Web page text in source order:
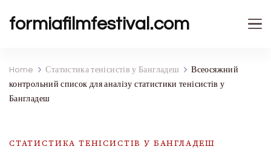
formiafilmfestival.com
Home Статистика тенісистів у Бангладеш
Всеосяжний
контрольний список для аналізу статистики тенісистів у
Бангладеш
СТАТИСТИКА ТЕНІСИСТІВ У БАНГЛАДЕШ